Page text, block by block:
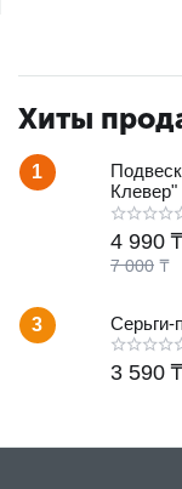
Хиты
1
Клевер"
7 000 ₸
4 990 ₸
3 Серьги-
3 590 ₸